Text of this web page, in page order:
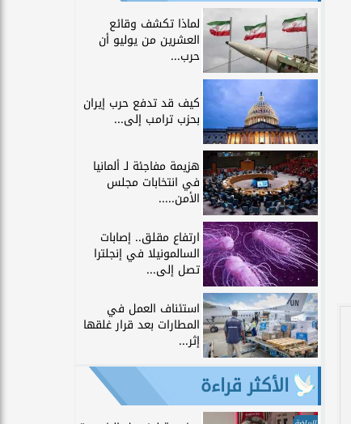
لماذا تكشف وقائع
العشرين من يوليو أن
حرب...
كيف قد تدفع حرب إيران
بحزب ترامب إلى...
هزيمة مفاجئة لـ ألمانيا
في انتخابات مجلس
الأمن.....
ارتفاع مقلق.. إصابات
السالمونيلا في إنجلترا
تصل إلى...
استئناف العمل في
المطارات بعد قرار غلقها
إثر...
الأكثر قراءة